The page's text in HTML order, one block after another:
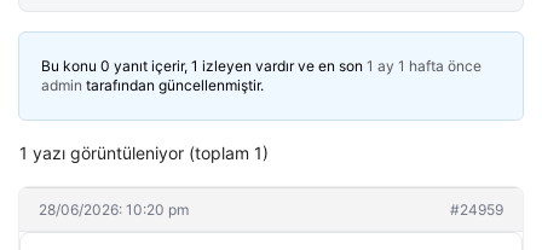
Bu konu 0 yanıt içerir, 1 izleyen vardır ve en son 1 ay 1 hafta önce
admin tarafından güncellenmiştir.
1 yazı görüntüleniyor (toplam 1)
28/06/2026: 10:20 pm #24959